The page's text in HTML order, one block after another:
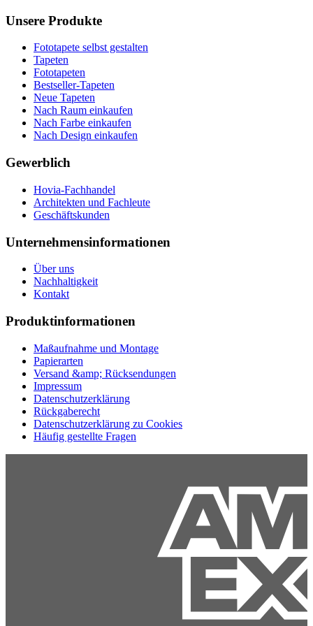
Unsere Produkte
Fototapete selbst gestalten
Tapeten
Fototapeten
Bestseller-Tapeten
Neue Tapeten
Nach Raum einkaufen
Nach Farbe einkaufen
Nach Design einkaufen
Gewerblich
Hovia-Fachhandel
Architekten und Fachleute
Geschäftskunden
Unternehmensinformationen
Über uns
Nachhaltigkeit
Kontakt
Produktinformationen
Maßaufnahme und Montage
Papierarten
Versand &amp; Rücksendungen
Impressum
Datenschutzerklärung
Rückgaberecht
Datenschutzerklärung zu Cookies
Häufig gestellte Fragen